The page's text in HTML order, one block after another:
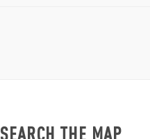
SEARCH THE MAP